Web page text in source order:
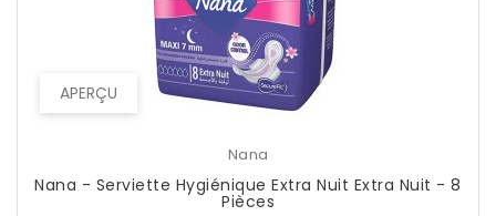
APERÇU
Nana
Nana - Serviette Hygiénique Extra Nuit Extra Nuit - 8
Pièces